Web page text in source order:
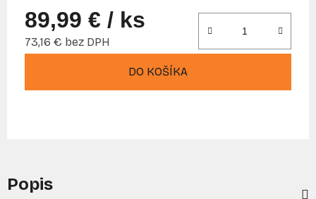
89,99 € / ks
73,16 € bez DPH
DO KOŠÍKA
Popis